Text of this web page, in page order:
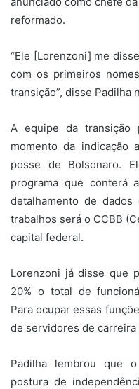
reformado.
“Ele [Lorenzoni] me
com os primeiros
transição”, disse Padilha
A equipe da transição
momento da indicação
posse de Bolsonaro.
programa que conterá
detalhamento de
trabalhos será o CCBB
capital federal.
Lorenzoni já disse que
20% o total de
Para ocupar essas
de servidores de carreira
Padilha lembrou que
postura de